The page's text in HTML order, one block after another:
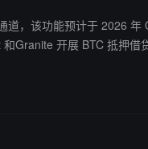
预计于 2026 年 Q1 正式上
Granite 开展 BTC 抵押借